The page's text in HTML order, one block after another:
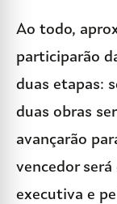
Ao todo,
participarão
duas etapas:
duas obras
avançarão
vencedor
executiva e